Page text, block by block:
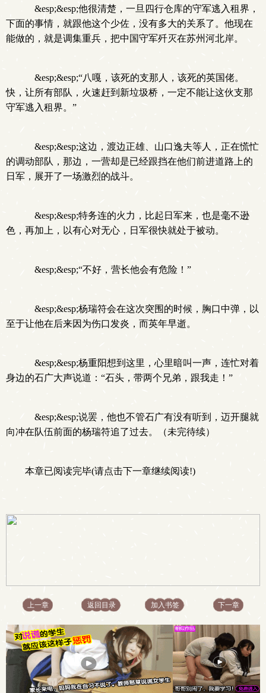
&esp;&esp;他很清楚，一旦四行仓库的守军逃入租界，
下面的事情，就跟他这个少佐，没有多大的关系了。他现在
能做的，就是调集重兵，把中国守军歼灭在苏州河北岸。
&esp;&esp;“八嘎，该死的支那人，该死的英国佬。
快，让所有部队，火速赶到新垃圾桥，一定不能让这伙支那
守军逃入租界。”
&esp;&esp;这边，渡边正雄、山口逸夫等人，正在慌忙
的调动部队，那边，一营却是已经跟挡在他们前进道路上的
日军，展开了一场激烈的战斗。
&esp;&esp;特务连的火力，比起日军来，也是毫不逊
色，再加上，以有心对无心，日军很快就处于被动。
&esp;&esp;“不好，营长他会有危险！”
&esp;&esp;杨瑞符会在这次突围的时候，胸口中弹，以
至于让他在后来因为伤口发炎，而英年早逝。
&esp;&esp;杨重阳想到这里，心里暗叫一声，连忙对着
身边的石广大声说道：“石头，带两个兄弟，跟我走！”
&esp;&esp;说罢，他也不管石广有没有听到，迈开腿就
向冲在队伍前面的杨瑞符追了过去。（未完待续）
本章已阅读完毕(请点击下一章继续阅读!)
上一章 返回目录 加入书签 下一章